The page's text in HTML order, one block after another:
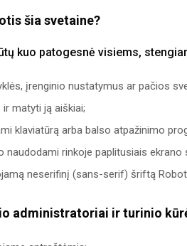
šia svetaine?
kuo patogesnė visiems,
įrenginio nustatymus ar pačios
matyti ją aiškiai;
klaviatūrą arba balso atpažinimo
rinkoje paplitusiais ekrano
neserifinį (sans-serif) šriftą
administratoriai ir turinio